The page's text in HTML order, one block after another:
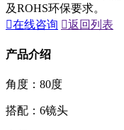
及ROHS环保要求。
在线咨询 返回列表
产品介绍
角度：80度
搭配：6镜头